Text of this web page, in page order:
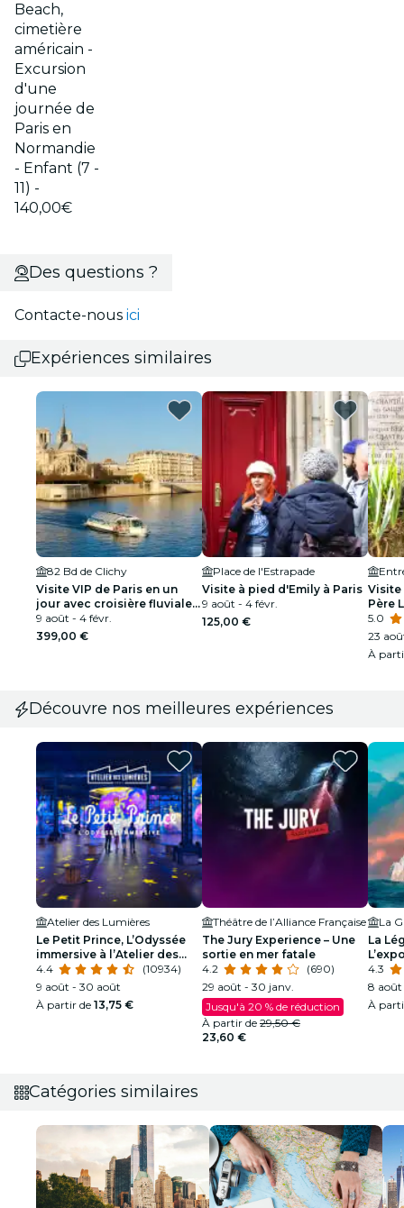
Beach,
cimetière
américain -
Excursion
d'une
journée de
Paris en
Normandie
- Enfant (7 -
11) -
140,00€
Des questions ?
Contacte-nous ici
Expériences similaires
82 Bd de Clichy
Visite VIP de Paris en un
jour avec croisière fluviale
Petit groupe ou privé
9 août - 4 févr.
399,00 €
Place de l'Estrapade
Visite à pied d'Emily à Paris
9 août - 4 févr.
125,00 €
Visite
Père
5.0
23
À
Découvre nos meilleures expériences
Atelier des Lumières
Le Petit Prince, L’Odyssée
immersive à l’Atelier des
Lumières
4.4
(10934)
9 août - 30 août
À partir de 13,75 €
Théâtre de l’Alliance Française
The Jury Experience – Une
sortie en mer fatale
4.2
(690)
29 août - 30 janv.
Jusqu'à 20 % de réduction
À partir de 29,50 €
23,60 €
La
La
4.3
8 août
À
Catégories similaires